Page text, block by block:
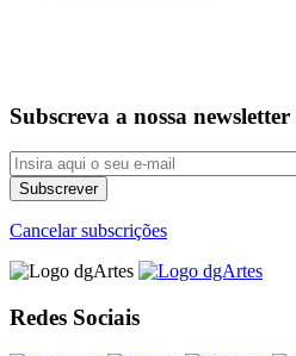
Subscreva a nossa newsletter
Cancelar subscrições
Redes Sociais